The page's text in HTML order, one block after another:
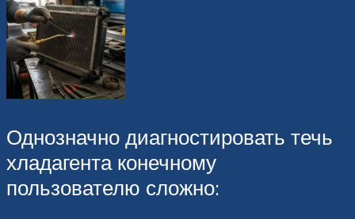
Однозначно диагностировать течь
хладагента конечному
пользователю сложно: